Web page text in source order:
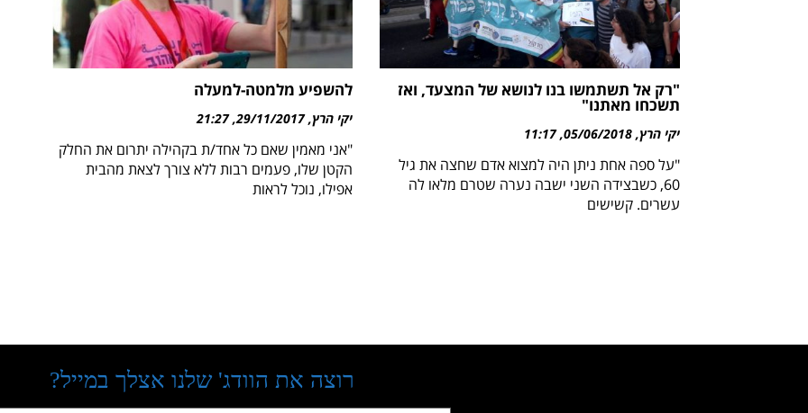
"רק אל תשתמשו בנו לנושא של המצעד, ואז
תשכחו מאתנו"
יקי הרץ 05/06/2018
11:17
"על ספה אחת ניתן היה למצוא אדם שחצה את גיל
60, כשבצידה השני ישבה נערה שטרם מלאו לה
עשרים. קשישים
להשפיע מלמטה-למעלה
יקי הרץ 29/11/2017
21:27
"אני מאמין שאם כל אחד/ת בקהילה יתרום את החלק
הקטן שלו, פעמים רבות ללא צורך לצאת מהבית
אפילו, נוכל לראות